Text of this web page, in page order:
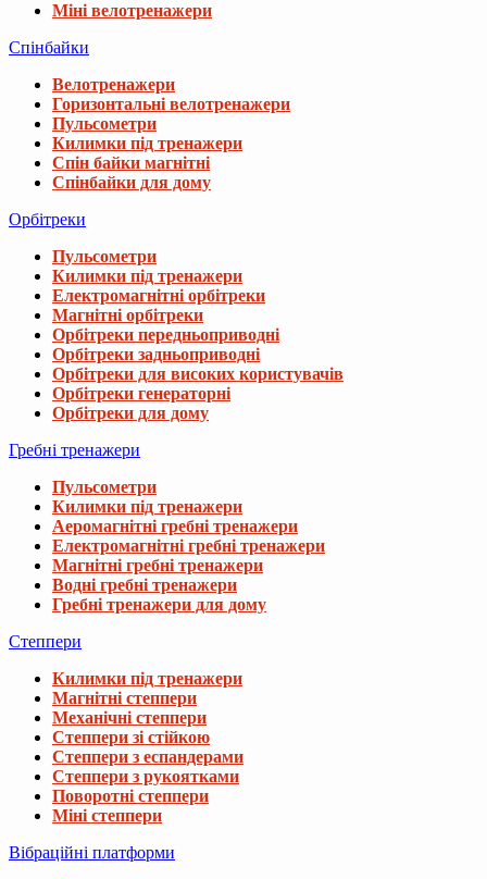
Міні велотренажери
Спінбайки
Велотренажери
Горизонтальні велотренажери
Пульсометри
Килимки під тренажери
Спін байки магнітні
Спінбайки для дому
Орбітреки
Пульсометри
Килимки під тренажери
Електромагнітні орбітреки
Магнітні орбітреки
Орбітреки передньоприводні
Орбітреки задньоприводні
Орбітреки для високих користувачів
Орбітреки генераторні
Орбітреки для дому
Гребні тренажери
Пульсометри
Килимки під тренажери
Аеромагнітні гребні тренажери
Електромагнітні гребні тренажери
Магнітні гребні тренажери
Водні гребні тренажери
Гребні тренажери для дому
Степпери
Килимки під тренажери
Магнітні степпери
Механічні степпери
Степпери зі стійкою
Степпери з еспандерами
Степпери з рукоятками
Поворотні степпери
Міні степпери
Вібраційні платформи